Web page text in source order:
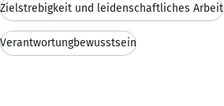
Zielstrebigkeit und leidenschaftliches Arbeit
Verantwortungbewusstsein